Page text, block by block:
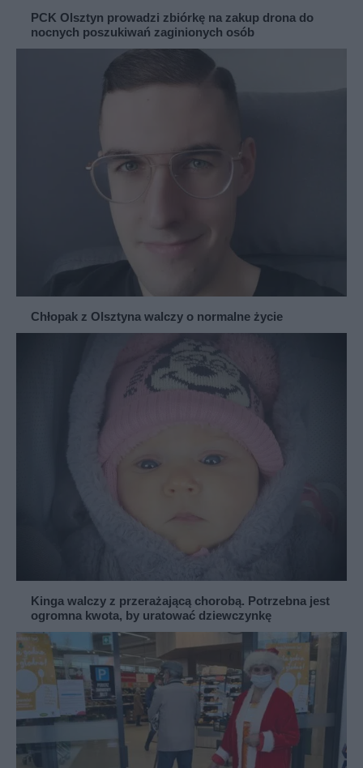
PCK Olsztyn prowadzi zbiórkę na zakup drona do
nocnych poszukiwań zaginionych osób
Chłopak z Olsztyna walczy o normalne życie
Kinga walczy z przerażającą chorobą. Potrzebna jest
ogromna kwota, by uratować dziewczynkę